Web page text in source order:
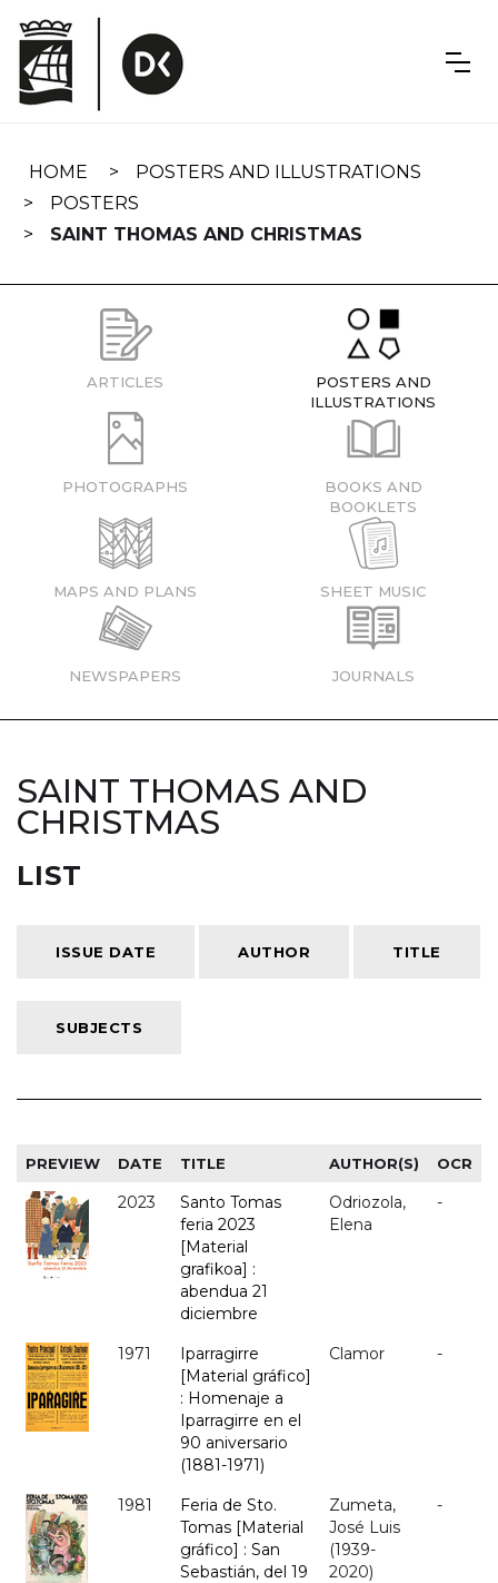
navigation
HOME
POSTERS AND ILLUSTRATIONS
POSTERS
SAINT THOMAS AND CHRISTMAS
ARTICLES
POSTERS AND
ILLUSTRATIONS
PHOTOGRAPHS
BOOKS AND
BOOKLETS
MAPS AND PLANS SHEET MUSIC
NEWSPAPERS JOURNALS
SAINT THOMAS AND
CHRISTMAS
LIST
PREVIEW DATE TITLE AUTHOR(S) OCR
2023
Santo Tomas
feria 2023
[Material
grafikoa] :
abendua 21
diciembre
Odriozola,
Elena
-
1971
Iparragirre
[Material gráfico]
: Homenaje a
Iparragirre en el
90 aniversario
(1881-1971)
Clamor -
1981
Feria de Sto.
Tomas [Material
gráfico] : San
Sebastián, del 19
Zumeta,
José Luis
(1939-
2020)
-